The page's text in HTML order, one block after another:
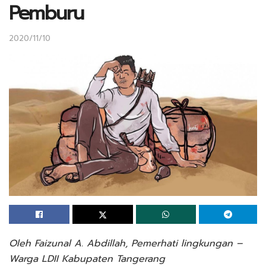
Pemburu
2020/11/10
Oleh Faizunal A. Abdillah, Pemerhati lingkungan –
Warga LDII Kabupaten Tangerang